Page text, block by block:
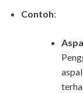
Contoh: